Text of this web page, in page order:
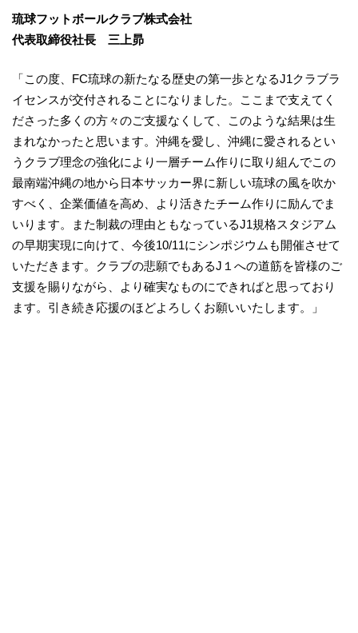
琉球フットボールクラブ株式会社
代表取締役社長 三上昴
「この度、FC琉球の新たなる歴史の第一歩となるJ1クラブラ
イセンスが交付されることになりました。ここまで支えてく
ださった多くの方々のご支援なくして、このような結果は生
まれなかったと思います。沖縄を愛し、沖縄に愛されるとい
うクラブ理念の強化により一層チーム作りに取り組んでこの
最南端沖縄の地から日本サッカー界に新しい琉球の風を吹か
すべく、企業価値を高め、より活きたチーム作りに励んでま
いります。また制裁の理由ともなっているJ1規格スタジアム
の早期実現に向けて、今後10/11にシンポジウムも開催させて
いただきます。クラブの悲願でもあるJ１への道筋を皆様のご
支援を賜りながら、より確実なものにできればと思っており
ます。引き続き応援のほどよろしくお願いいたします。」